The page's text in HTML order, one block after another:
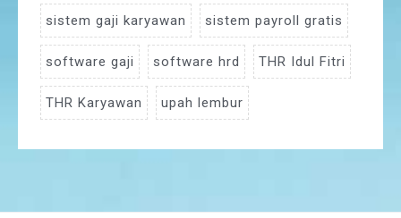
sistem gaji karyawan sistem payroll gratis
software gaji software hrd THR Idul Fitri
THR Karyawan upah lembur